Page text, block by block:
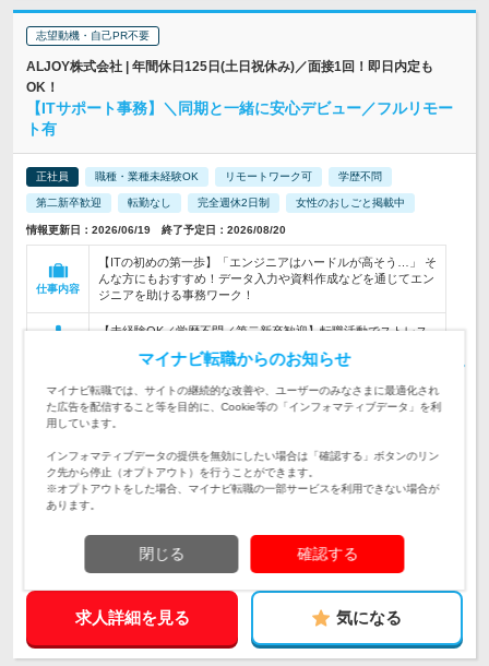
志望動機・自己PR不要
ALJOY株式会社 | 年間休日125日(土日祝休み)／面接1回！即日内定も
OK！
【ITサポート事務】＼同期と一緒に安心デビュー／フルリモー
ト有
正社員 職種・業種未経験OK リモートワーク可 学歴不問
第二新卒歓迎 転勤なし 完全週休2日制 女性のおしごと掲載中
情報更新日：2026/06/19 終了予定日：2026/08/20
仕事内容
【ITの初めの第一歩】「エンジニアはハードルが高そう…」 そ
んな方にもおすすめ！データ入力や資料作成などを通じてエン
ジニアを助ける事務ワーク！
【未経験OK／学歴不問／第二新卒歓迎】転職活動でストレス
面接」実施中！
勤務地
*.:+本社は新宿駅から徒歩3分でアクセス抜群♪+:.* ★転居を伴
う転勤なし！ ★本社もしくは各…
初年度
年収
300万円～700万円
※経験・スキル・年齢を考慮の上、決定します…
求人詳細を見る 気になる
マイナビ転職からのお知らせ
マイナビ転職では、サイトの継続的な改善や、ユーザーのみなさまに最適化され
た広告を配信すること等を目的に、Cookie等の「インフォマティブデータ」を利
用しています。
インフォマティブデータの提供を無効にしたい場合は「確認する」ボタンのリン
ク先から停止（オプトアウト）を行うことができます。
※オプトアウトをした場合、マイナビ転職の一部サービスを利用できない場合が
あります。
閉じる 確認する